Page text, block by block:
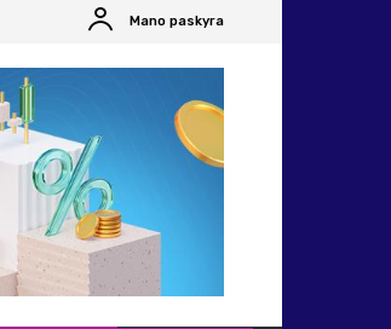
Mano paskyra